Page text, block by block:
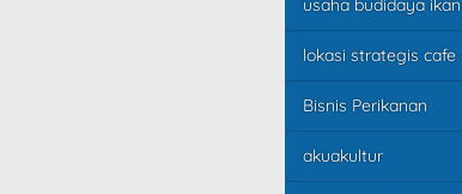
usaha budidaya ikan
lokasi strategis cafe
Bisnis Perikanan
akuakultur